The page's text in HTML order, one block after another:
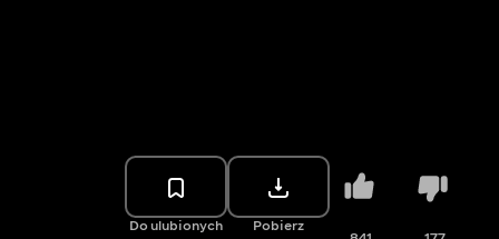
Do ulubionych Pobierz